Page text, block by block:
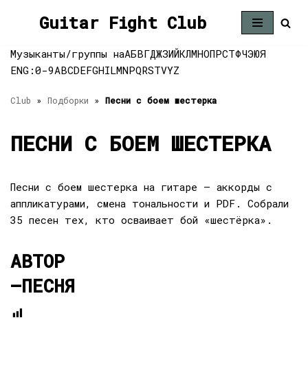
к
содержимому
Guitar Fight Club
Музыканты/группы наАБВГДЖЗИЙКЛМНОПРСТФЧЭЮЯ
ENG:0-9ABCDEFGHILMNPQRSTVYZ
Club » Подборки » Песни с боем шестерка
ПЕСНИ С БОЕМ ШЕСТЕРКА
Песни с боем шестерка на гитаре — аккорды с
аппликатурами, смена тональности и PDF. Собрали
35 песен тех, кто осваивает бой «шестёрка».
АВТОР
—ПЕСНЯ